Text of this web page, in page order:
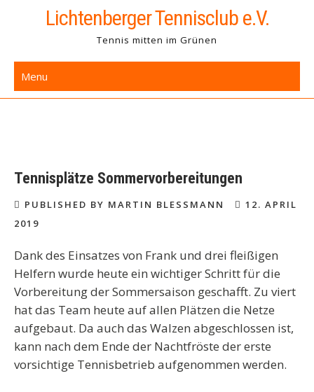
Lichtenberger Tennisclub e.V.
Tennis mitten im Grünen
Menu
Tennisplätze Sommervorbereitungen
PUBLISHED BY MARTIN BLESSMANN
12. APRIL
2019
Dank des Einsatzes von Frank und drei fleißigen
Helfern wurde heute ein wichtiger Schritt für die
Vorbereitung der Sommersaison geschafft. Zu viert
hat das Team heute auf allen Plätzen die Netze
aufgebaut. Da auch das Walzen abgeschlossen ist,
kann nach dem Ende der Nachtfröste der erste
vorsichtige Tennisbetrieb aufgenommen werden.